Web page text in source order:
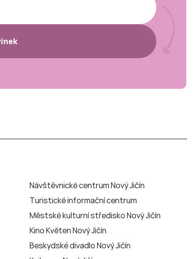
Návštěvnické centrum Nový Jičín
Turistické informační centrum
Městské kulturní středisko Nový Jičín
Kino Květen Nový Jičín
Beskydské divadlo Nový Jičín